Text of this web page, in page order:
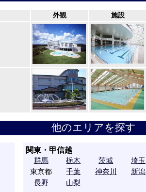
外観 施設
他のエリアを探す
関東・甲信越
群馬 栃木 茨城
埼玉
東京都
千葉 神奈川
新潟
長野
山梨